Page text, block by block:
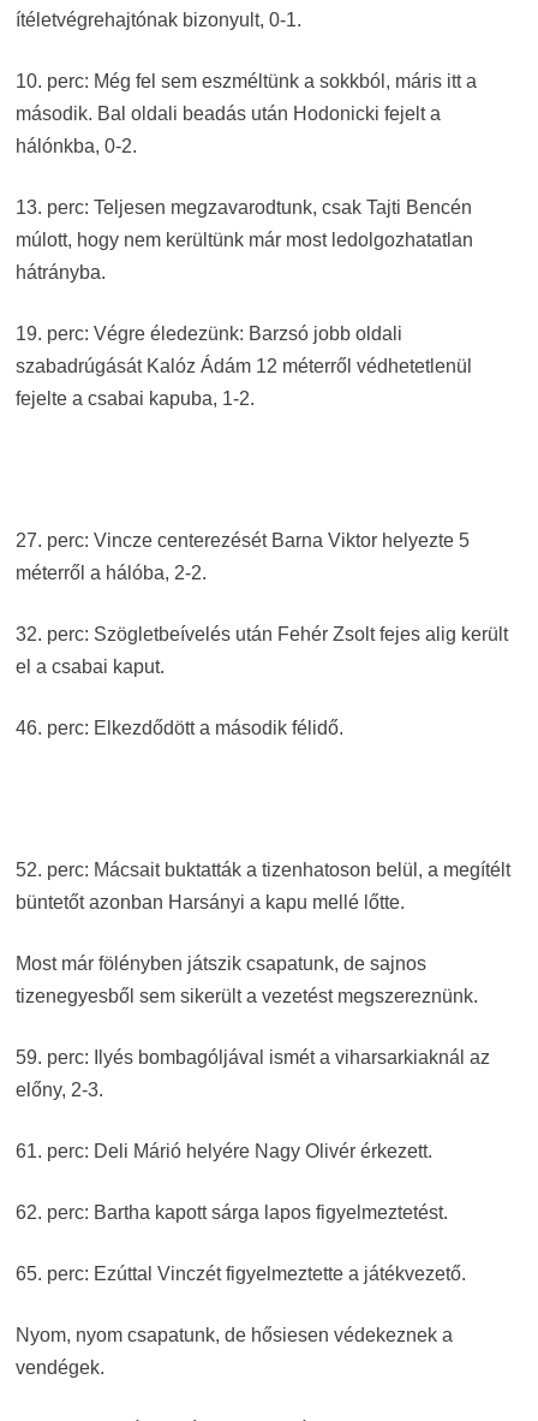
ítéletvégrehajtónak bizonyult, 0-1.
10. perc: Még fel sem eszméltünk a sokkból, máris itt a
második. Bal oldali beadás után Hodonicki fejelt a
hálónkba, 0-2.
13. perc: Teljesen megzavarodtunk, csak Tajti Bencén
múlott, hogy nem kerültünk már most ledolgozhatatlan
hátrányba.
19. perc: Végre éledezünk: Barzsó jobb oldali
szabadrúgását Kalóz Ádám 12 méterről védhetetlenül
fejelte a csabai kapuba, 1-2.
27. perc: Vincze centerezését Barna Viktor helyezte 5
méterről a hálóba, 2-2.
32. perc: Szögletbeívelés után Fehér Zsolt fejes alig került
el a csabai kaput.
46. perc: Elkezdődött a második félidő.
52. perc: Mácsait buktatták a tizenhatoson belül, a megítélt
büntetőt azonban Harsányi a kapu mellé lőtte.
Most már fölényben játszik csapatunk, de sajnos
tizenegyesből sem sikerült a vezetést megszereznünk.
59. perc: Ilyés bombagóljával ismét a viharsarkiaknál az
előny, 2-3.
61. perc: Deli Márió helyére Nagy Olivér érkezett.
62. perc: Bartha kapott sárga lapos figyelmeztetést.
65. perc: Ezúttal Vinczét figyelmeztette a játékvezető.
Nyom, nyom csapatunk, de hősiesen védekeznek a
vendégek.